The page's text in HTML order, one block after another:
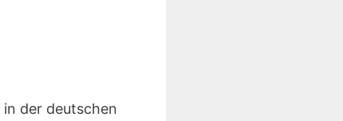
der deutschen